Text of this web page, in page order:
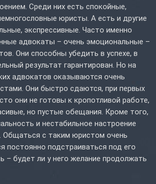
Среди них есть спокойные,
юристы. А есть и другие
экспрессивные. Часто именно
адвокаты – очень эмоциональные –
Они способны убедить в успехе, в
результат гарантирован. Но на
адвокатов оказываются очень
Они быстро сдаются, при первых
они не готовы к кропотливой работе,
но пустые обещания. Кроме того,
и нестабильное настроение
с таким юристом очень
постоянно подстраиваться под его
– будет ли у него желание продолжать